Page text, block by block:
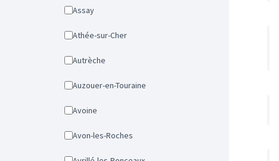
Assay
Athée-sur-Cher
Autrèche
Auzouer-en-Touraine
Avoine
Avon-les-Roches